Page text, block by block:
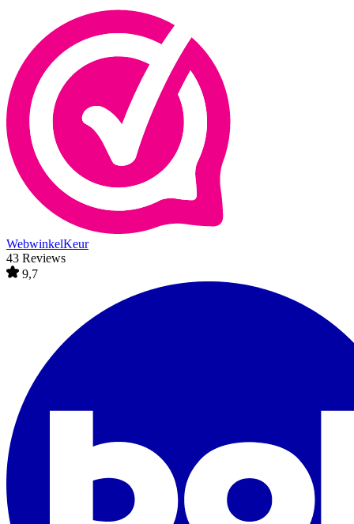
WebwinkelKeur
43 Reviews
9,7